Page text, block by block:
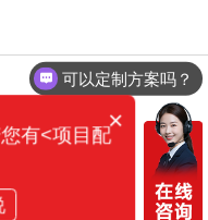
可以定制方案吗？
×
有<项目配